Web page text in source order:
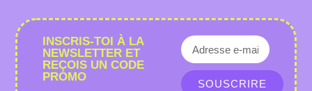
INSCRIS-TOI À LA
NEWSLETTER ET
REÇOIS UN CODE
PROMO
SOUSCRIRE